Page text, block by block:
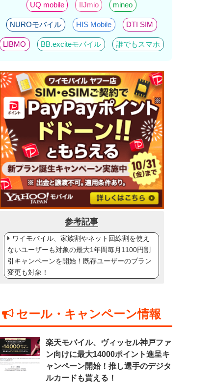
UQ mobile IIJmio mineo
NUROモバイル HIS Mobile DTI SIM
LIBMO BB.exciteモバイル 誰でもスマホ
参考記事
ワイモバイル、家族割やネット回線割を使え
ないユーザーも対象の最大1年間毎月1100円割
引キャンペーンを開始！既存ユーザーのプラン
変更も対象！
セール・キャンペーン情報
楽天モバイル、ヴィッセル神戸ファ
ン向けに最大14000ポイント進呈キ
ャンペーン開始！推し選手のデジタ
ルカードも貰える！